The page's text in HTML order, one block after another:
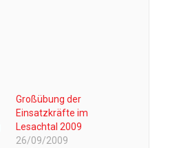
Großübung der
Einsatzkräfte im
Lesachtal 2009
26/09/2009